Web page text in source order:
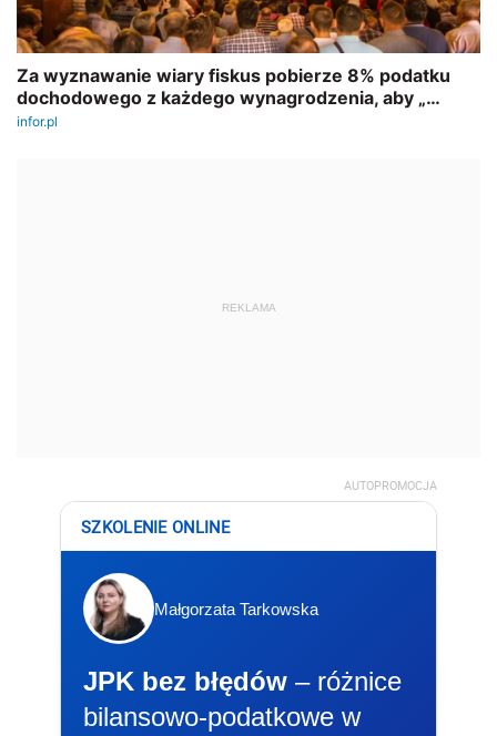
REKLAMA
AUTOPROMOCJA
SZKOLENIE ONLINE
Małgorzata Tarkowska
JPK bez błędów – różnice
bilansowo-podatkowe w